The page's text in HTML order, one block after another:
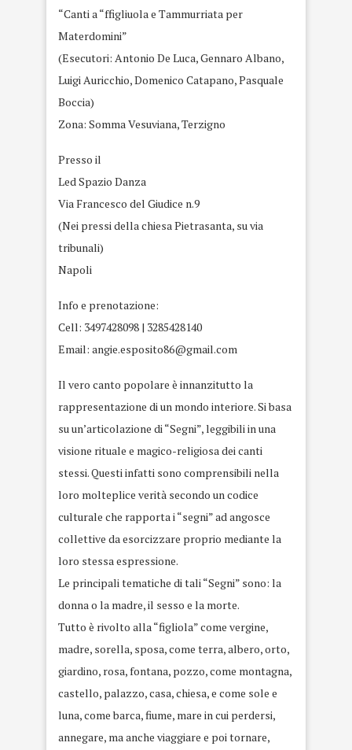
“Canti a “ffigliuola e Tammurriata per
Materdomini”
(Esecutori: Antonio De Luca, Gennaro Albano,
Luigi Auricchio, Domenico Catapano, Pasquale
Boccia)
Zona: Somma Vesuviana, Terzigno
Presso il
Led Spazio Danza
Via Francesco del Giudice n.9
(Nei pressi della chiesa Pietrasanta, su via
tribunali)
Napoli
Info e prenotazione:
Cell: 3497428098 | 3285428140
Email: angie.esposito86@gmail.com
Il vero canto popolare è innanzitutto la
rappresentazione di un mondo interiore. Si basa
su un’articolazione di “Segni”, leggibili in una
visione rituale e magico-religiosa dei canti
stessi. Questi infatti sono comprensibili nella
loro molteplice verità secondo un codice
culturale che rapporta i “segni” ad angosce
collettive da esorcizzare proprio mediante la
loro stessa espressione.
Le principali tematiche di tali “Segni” sono: la
donna o la madre, il sesso e la morte.
Tutto è rivolto alla “figliola” come vergine,
madre, sorella, sposa, come terra, albero, orto,
giardino, rosa, fontana, pozzo, come montagna,
castello, palazzo, casa, chiesa, e come sole e
luna, come barca, fiume, mare in cui perdersi,
annegare, ma anche viaggiare e poi tornare,